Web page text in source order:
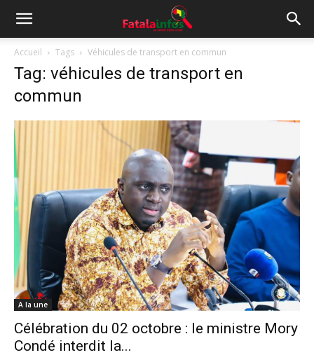
Accueil Tags Véhicules de transport en commun
Tag: véhicules de transport en
commun
A la une
Célébration du 02 octobre : le ministre Mory
Condé interdit la...